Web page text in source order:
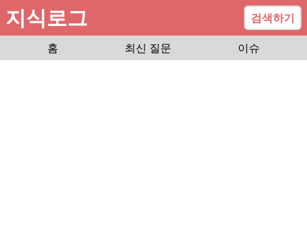
지식로그
검색하기
홈
최신 질문 이슈